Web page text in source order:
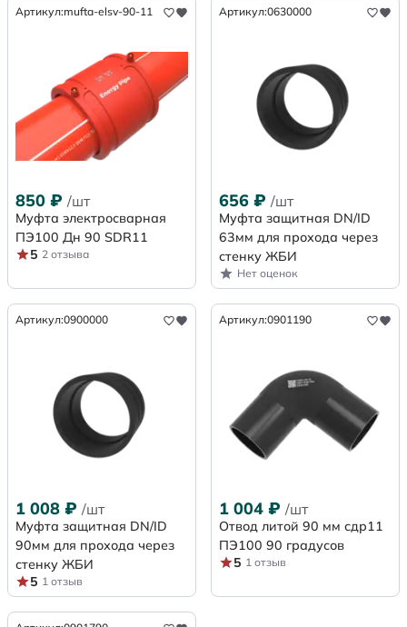
Артикул:mufta-elsv-90-11
850 ₽ /шт
Муфта электросварная
ПЭ100 Дн 90 SDR11
5 2 отзыва
Артикул:0630000
656 ₽ /шт
Муфта защитная DN/ID
63мм для прохода через
стенку ЖБИ
Нет оценок
Артикул:0900000
1 008 ₽ /шт
Муфта защитная DN/ID
90мм для прохода через
стенку ЖБИ
5 1 отзыв
Артикул:0901190
1 004 ₽ /шт
Отвод литой 90 мм сдр11
ПЭ100 90 градусов
5 1 отзыв